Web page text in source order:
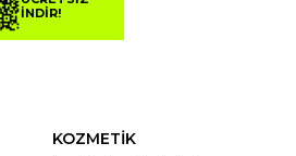
İNDİR!
KOZMETİK